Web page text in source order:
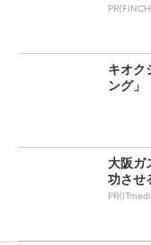
キオク
ング
大阪ガ
功させ